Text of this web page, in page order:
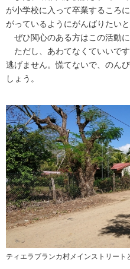
が小学校に入って卒業するころ
がっているようにがんばりたいと
ぜひ関心のある方はこの活動に
ただし、あわてなくていいで
逃げません。慌てないで、のん
しょう。
ティエラブランカ村メインストリート